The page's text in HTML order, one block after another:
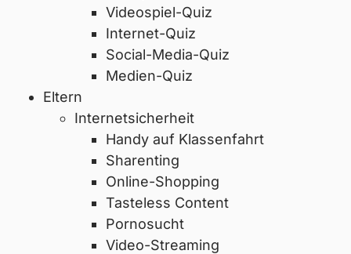
Videospiel-Quiz
Internet-Quiz
Social-Media-Quiz
Medien-Quiz
Eltern
Internetsicherheit
Handy auf Klassenfahrt
Sharenting
Online-Shopping
Tasteless Content
Pornosucht
Video-Streaming